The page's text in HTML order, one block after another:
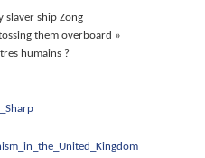
slaver ship Zong
them overboard »
humains ?